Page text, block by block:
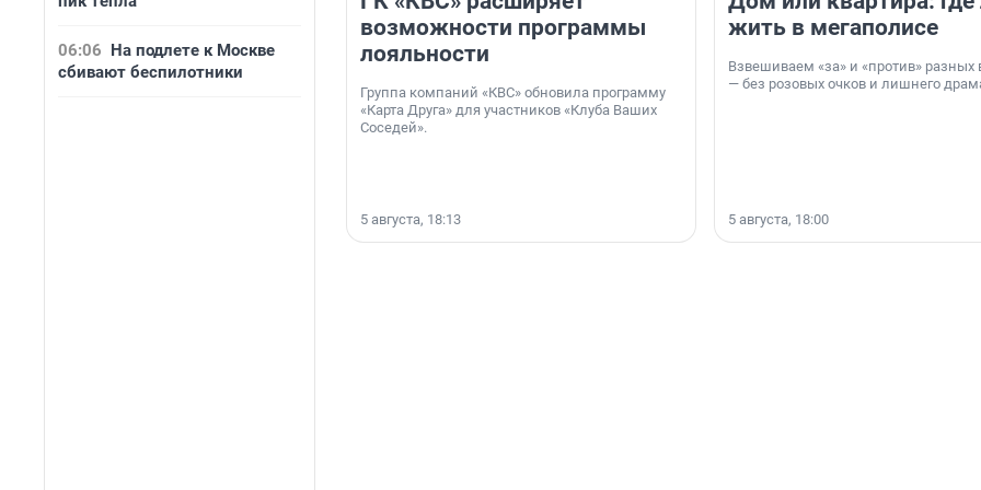
06:06 На подлете к Москве
сбивают беспилотники
возможности программы
лояльности
Группа компаний «КВС» обновила программу
«Карта Друга» для участников «Клуба Ваших
Соседей».
5 августа, 18:13
жить в мегаполисе
Взвешиваем «за» и «против» разных
— без розовых очков и лишнего
5 августа, 18:00